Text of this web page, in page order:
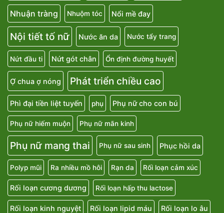
Nhuận tràng Nhuộm tóc Nổi mề đay
Nội tiết tố nữ Nước ăn da Nước tẩy trang
Nứt đầu ti Nứt gót chân Ổn định đường huyết
Ợ chua ợ nóng Phát triển chiều cao
Phì đại tiền liệt tuyến phụ Phụ nữ cho con bú
Phụ nữ hiếm muộn Phụ nữ mãn kinh
Phụ nữ mang thai Phụ nữ sau sinh Phục hồi da
Polyp mũi Ra nhiều mồ hôi Rạn da Rối loạn cảm xúc
Rối loạn cương dương Rối loạn hấp thu lactose
Rối loạn kinh nguyệt Rối loạn lipid máu Rối loạn lo âu